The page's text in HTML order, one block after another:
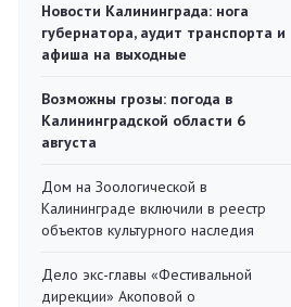
Новости Калининграда: нога
губернатора, аудит транспорта и
афиша на выходные
Возможны грозы: погода в
Калининградской области 6
августа
Дом на Зоологической в
Калининграде включили в реестр
объектов культурного наследия
Дело экс-главы «Фестивальной
дирекции» Акоповой о